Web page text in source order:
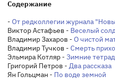
Содержание
- От редколлегии журнала
Виктор Астафьев - Веселый
Владимир Захаров - О чистой
Владимир Тучков - Смерть
Эльмира Котляр - Зимние
Григорий Петров - Два рассказа
Ян Гольцман - По воде земной